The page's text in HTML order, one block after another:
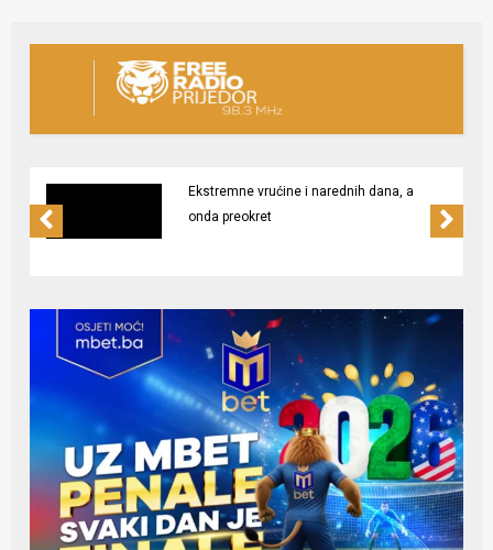
Ekstremne vrućine i narednih dana, a
onda preokret